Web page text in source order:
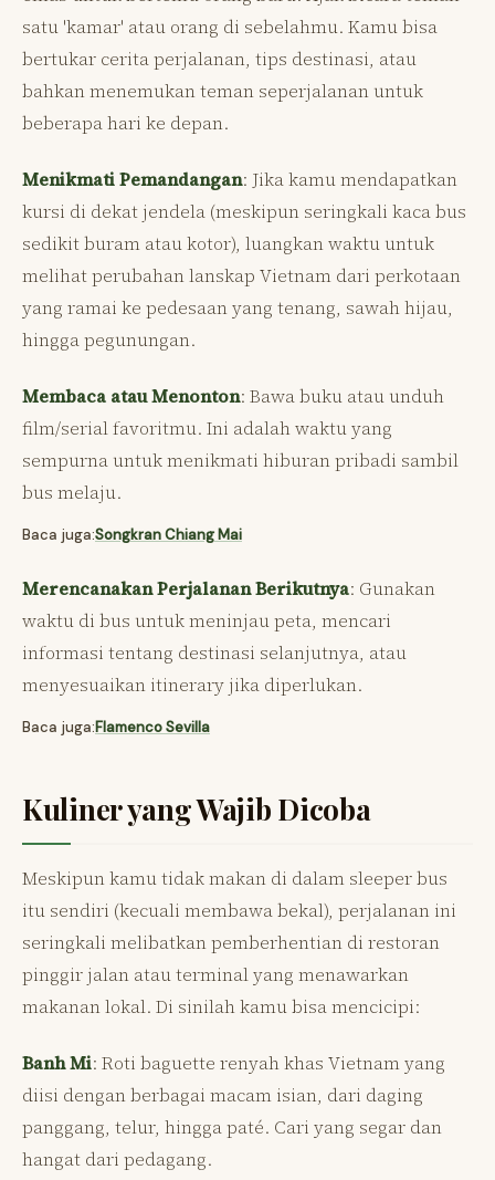
satu 'kamar' atau orang di sebelahmu. Kamu bisa
bertukar cerita perjalanan, tips destinasi, atau
bahkan menemukan teman seperjalanan untuk
beberapa hari ke depan.
Menikmati Pemandangan: Jika kamu mendapatkan
kursi di dekat jendela (meskipun seringkali kaca bus
sedikit buram atau kotor), luangkan waktu untuk
melihat perubahan lanskap Vietnam dari perkotaan
yang ramai ke pedesaan yang tenang, sawah hijau,
hingga pegunungan.
Membaca atau Menonton: Bawa buku atau unduh
film/serial favoritmu. Ini adalah waktu yang
sempurna untuk menikmati hiburan pribadi sambil
bus melaju.
Baca juga:Songkran Chiang Mai
Merencanakan Perjalanan Berikutnya: Gunakan
waktu di bus untuk meninjau peta, mencari
informasi tentang destinasi selanjutnya, atau
menyesuaikan itinerary jika diperlukan.
Baca juga:Flamenco Sevilla
Kuliner yang Wajib Dicoba
Meskipun kamu tidak makan di dalam sleeper bus
itu sendiri (kecuali membawa bekal), perjalanan ini
seringkali melibatkan pemberhentian di restoran
pinggir jalan atau terminal yang menawarkan
makanan lokal. Di sinilah kamu bisa mencicipi:
Banh Mi: Roti baguette renyah khas Vietnam yang
diisi dengan berbagai macam isian, dari daging
panggang, telur, hingga paté. Cari yang segar dan
hangat dari pedagang.